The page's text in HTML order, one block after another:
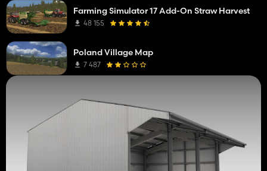
Farming Simulator 17 Add-On Straw Harvest
48 155
Poland Village Map
7 487